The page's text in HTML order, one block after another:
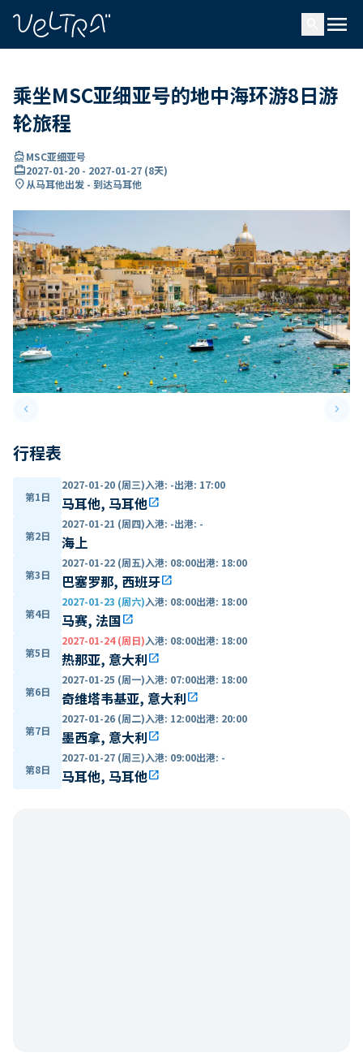
menu
乘坐MSC亚细亚号的地中海环游8日游
轮旅程
directions_boatMSC亚细亚号
card_travel2027-01-20 - 2027-01-27 (8天)
location_on从马耳他出发 - 到达马耳他
keyboard_arrow_leftPrevious slide keyboard_arrow_right
行程表
第1日
2027-01-20 (周三)入港: -出港: 17:00
马耳他, 马耳他open_in_new
第2日
2027-01-21 (周四)入港: -出港: -
海上
第3日
2027-01-22 (周五)入港: 08:00出港: 18:00
巴塞罗那, 西班牙open_in_new
第4日
2027-01-23 (周六)入港: 08:00出港: 18:00
马赛, 法国open_in_new
第5日
2027-01-24 (周日)入港: 08:00出港: 18:00
热那亚, 意大利open_in_new
第6日
2027-01-25 (周一)入港: 07:00出港: 18:00
奇维塔韦基亚, 意大利open_in_new
第7日
2027-01-26 (周二)入港: 12:00出港: 20:00
墨西拿, 意大利open_in_new
第8日
2027-01-27 (周三)入港: 09:00出港: -
马耳他, 马耳他open_in_new